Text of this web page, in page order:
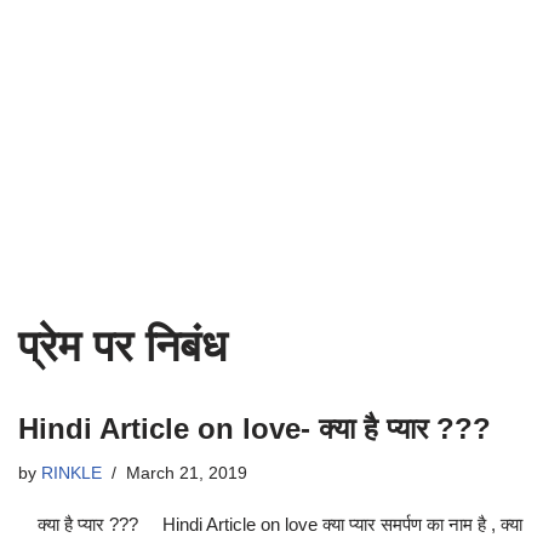
प्रेम पर निबंध
Hindi Article on love- क्या है प्यार ???
by RINKLE March 21, 2019
क्या है प्यार ??? Hindi Article on love क्या प्यार समर्पण का नाम है , क्या